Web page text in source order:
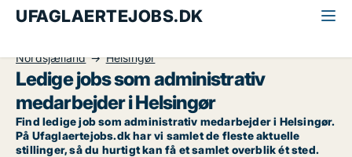
UFAGLAERTEJOBS.DK
Nordsjælland
Helsingør
Ledige jobs som administrativ
medarbejder i Helsingør
Find ledige job som administrativ medarbejder i Helsingør.
På Ufaglaertejobs.dk har vi samlet de fleste aktuelle
stillinger, så du hurtigt kan få et samlet overblik ét sted.